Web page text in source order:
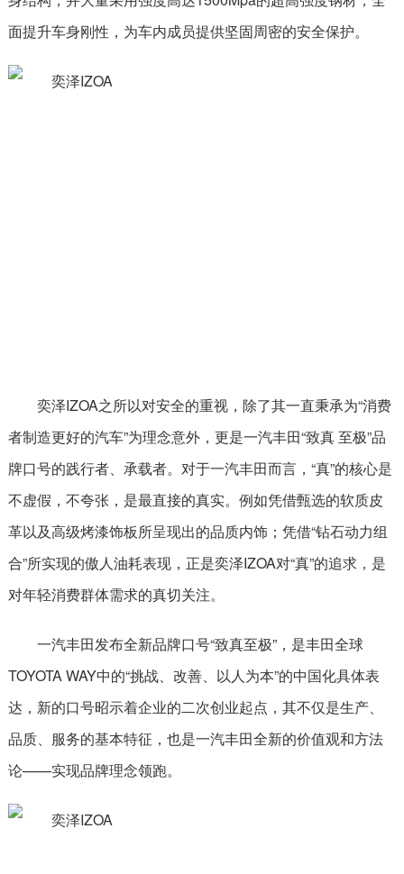
面提升车身刚性，为车内成员提供坚固周密的安全保护。
奕泽IZOA之所以对安全的重视，除了其一直秉承为“消费
者制造更好的汽车”为理念意外，更是一汽丰田“致真 至极”品
牌口号的践行者、承载者。对于一汽丰田而言，“真”的核心是
不虚假，不夸张，是最直接的真实。例如凭借甄选的软质皮
革以及高级烤漆饰板所呈现出的品质内饰；凭借“钻石动力组
合”所实现的傲人油耗表现，正是奕泽IZOA对“真”的追求，是
对年轻消费群体需求的真切关注。
一汽丰田发布全新品牌口号“致真至极”，是丰田全球
TOYOTA WAY中的“挑战、改善、以人为本”的中国化具体表
达，新的口号昭示着企业的二次创业起点，其不仅是生产、
品质、服务的基本特征，也是一汽丰田全新的价值观和方法
论——实现品牌理念领跑。